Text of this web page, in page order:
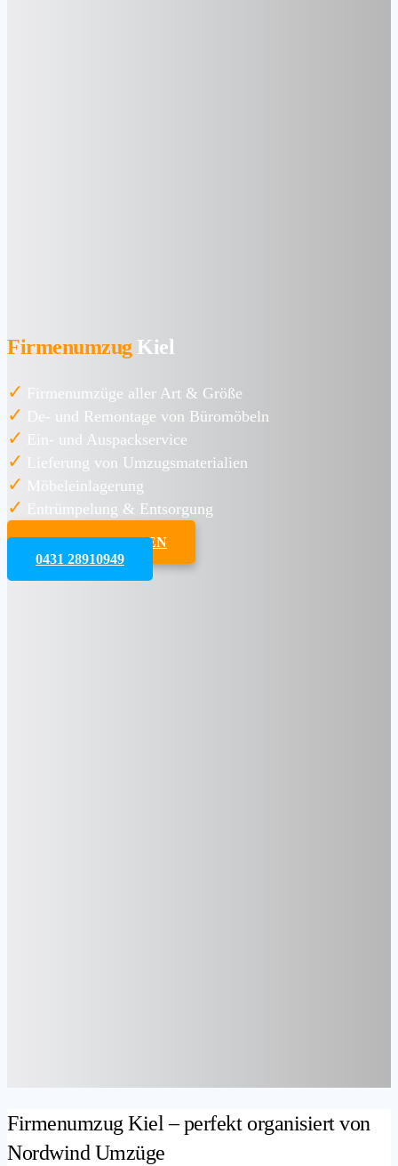
Firmenumzug Kiel
✓ Firmenumzüge aller Art & Größe
✓ De- und Remontage von Büromöbeln
✓ Ein- und Auspackservice
✓ Lieferung von Umzugsmaterialien
✓ Möbeleinlagerung
✓ Entrümpelung & Entsorgung
JETZT ANFRAGEN
0431 28910949
Firmenumzug Kiel – perfekt organisiert von
Nordwind Umzüge